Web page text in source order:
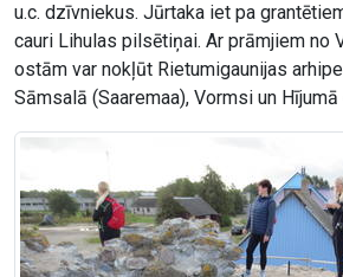
u.c. dzīvniekus. Jūrtaka iet pa
cauri Lihulas pilsētiņai. Ar prāmjiem no
ostām var nokļūt Rietumigaunijas
Sāmsalā (Saaremaa), Vormsi un Hījumā